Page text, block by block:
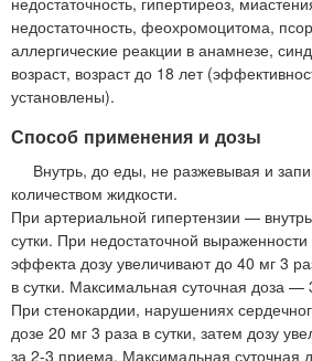
недостаточность, феохромоцитома,
аллергические реакции в анамнезе,
возраст, возраст до 18 лет
установлены).
Способ применения и дозы
Внутрь, до еды, не разжевывая и
количеством жидкости.
При артериальной гипертензии —
сутки. При недостаточной выраженности
эффекта дозу увеличивают до 40 мг 3
в сутки. Максимальная суточная доза —
При стенокардии, нарушениях
дозе 20 мг 3 раза в сутки, затем дозу
за 2-3 приема. Максимальная суточная